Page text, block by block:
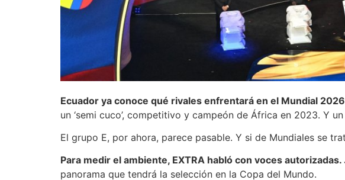
Ecuador ya conoce qué rivales enfrentará en el Mundial
un ‘semi cuco’, competitivo y campeón de África en 2023. Y
El grupo E, por ahora, parece pasable. Y si de Mundiales se
Para medir el ambiente, EXTRA habló con voces autorizadas.
panorama que tendrá la selección en la Copa del Mundo.